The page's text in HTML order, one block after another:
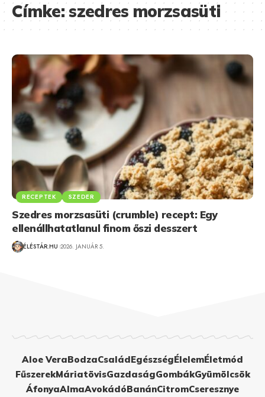
Címke:szedres morzsasüti
RECEPTEK SZEDER
Szedres morzsasüti (crumble) recept: Egy
ellenállhatatlanul finom őszi desszert
ÉLÉSTÁR.HU 2026. JANUÁR 5.
Aloe VeraBodzaCsaládEgészségÉlelemÉletmód
FűszerekMáriatövisGazdaságGombákGyümölcsök
ÁfonyaAlmaAvokádóBanánCitromCseresznye